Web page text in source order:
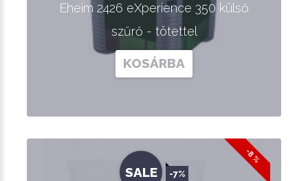
Eheim 2426 eXperience 350 külső
szűrő - tötettel
KOSÁRBA
-8 %
SALE -7%